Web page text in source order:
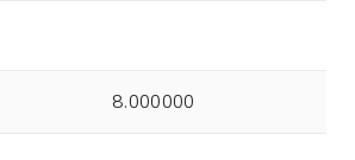
8.000000